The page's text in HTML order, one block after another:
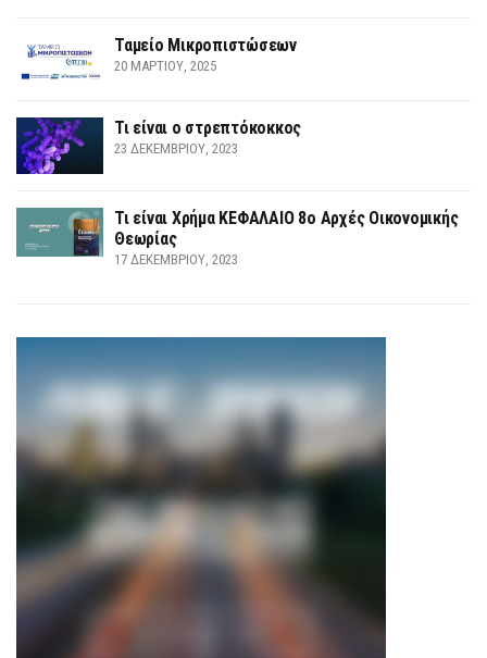
Ταμείο Μικροπιστώσεων
20 ΜΑΡΤΊΟΥ, 2025
Τι είναι ο στρεπτόκοκκος
23 ΔΕΚΕΜΒΡΊΟΥ, 2023
Τι είναι Χρήμα ΚΕΦΑΛΑΙΟ 8ο Αρχές Οικονομικής
Θεωρίας
17 ΔΕΚΕΜΒΡΊΟΥ, 2023